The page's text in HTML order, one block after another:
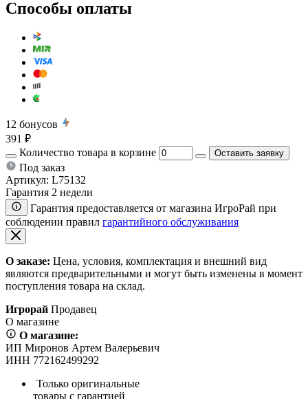
Способы оплаты
12 бонусов
391 ₽
Количество товара в корзине
Оставить заявку
Под заказ
Артикул: L75132
Гарантия 2 недели
Гарантия предоставляется от магазина ИгроРай при
соблюдении правил гарантийного обслуживания
О заказе: Цена, условия, комплектация и внешний вид
являются предварительными и могут быть изменены в момент
поступления товара на склад.
Игрорай Продавец
О магазине
О магазине:
ИП Миронов Артем Валерьевич
ИНН 772162499292
Только оригинальные
товары с гарантией